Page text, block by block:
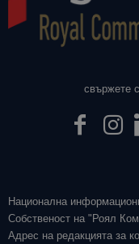
свържете
Национална
Собственост на "Роял
Адрес на редакцията за